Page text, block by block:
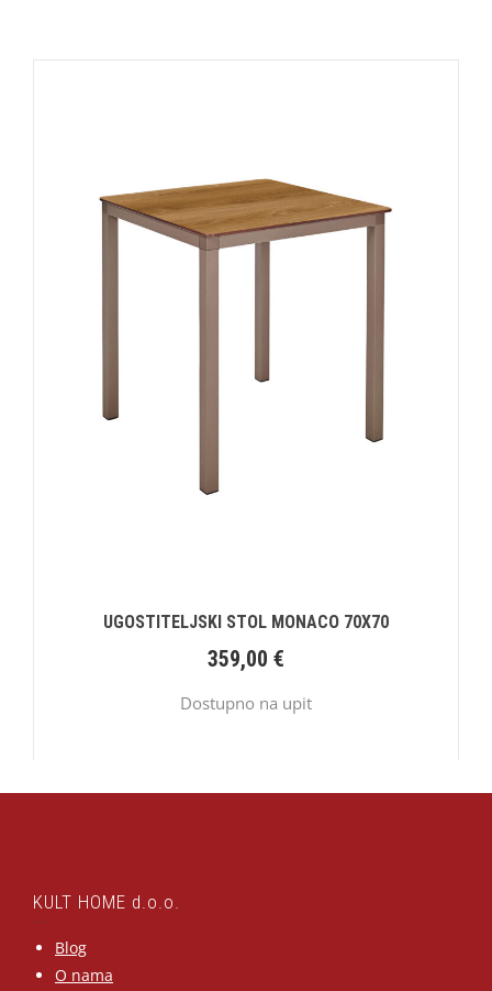
UGOSTITELJSKI STOL MONACO 70X70
359,00 €
Dostupno na upit
KULT HOME d.o.o.
Blog
O nama